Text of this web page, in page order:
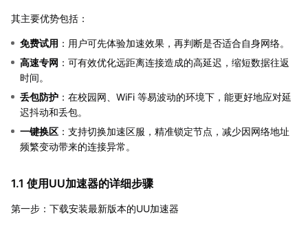
其主要优势包括：
免费试用 ：用户可先体验加速效果，再判断是否适合自身网络。
高速专网 ：可有效优化远距离连接造成的高延迟，缩短数据往返
时间。
丢包防护 ：在校园网、WiFi 等易波动的环境下，能更好地应对延
迟抖动和丢包。
一键换区 ：支持切换加速区服，精准锁定节点，减少因网络地址
频繁变动带来的连接异常。
1.1 使用UU加速器的详细步骤
第一步：下载安装最新版本的UU加速器